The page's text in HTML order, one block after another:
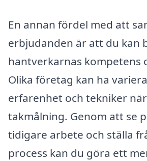
En annan fördel med att
erbjudanden är att du kan
hantverkarnas kompetens
Olika företag kan ha
erfarenhet och tekniker
takmålning. Genom att se
tidigare arbete och ställa
process kan du göra ett